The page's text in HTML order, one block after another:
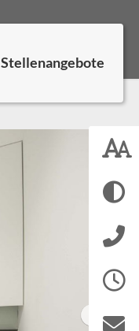
Stellenangebote